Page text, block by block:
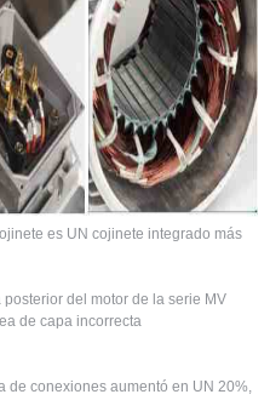
es UN cojinete integrado más
del motor de la serie MV
de capa incorrecta
conexiones aumentó en UN 20%,